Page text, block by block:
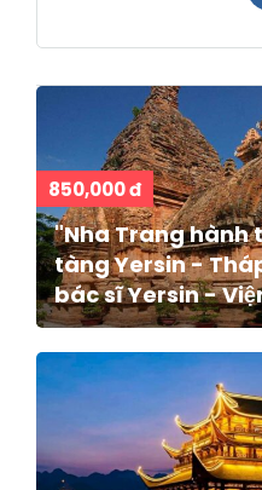
850,000 đ
"Nha Trang hành
tàng Yersin -
bác sĩ Yersin -